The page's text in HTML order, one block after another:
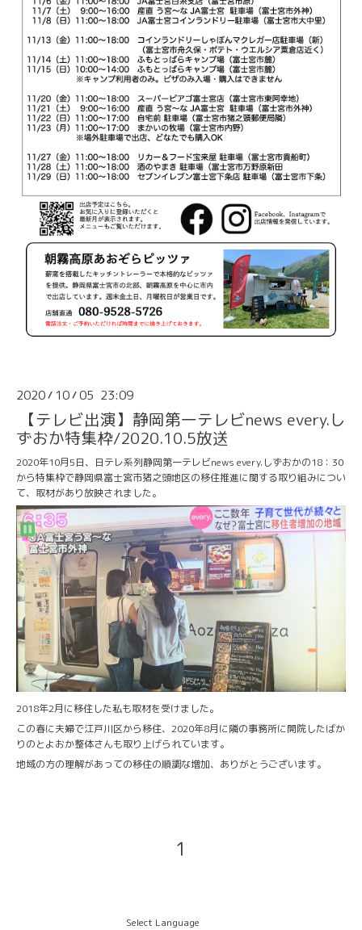
2020/ 10/05 23:09
【テレビ出演】静岡第一テレビnews every.し
ずおか特集枠/2020.10.5放送
2020年10月5日、日テレ系列静岡第一テレビnews every.しずおかの18：30
から特集枠で静岡県富士宮市猪之頭地区の移住推進に関する取り組みについ
て、取材があり放映されました。
2018年2月に移住した私も取材を受けました。
この春に夫婦で江戸川区から移住、2020年8月に隣の事務所に開院したばか
りのとよおか整体さんも取り上げられています。
地域の方の理解があっての移住の順調な増加、ありがとうございます。
1
Select Language